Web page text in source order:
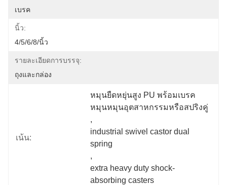
เบรค
นิ้ว:
4/5/6/8/นิ้ว
รายละเอียดการบรรจุ:
ถุงและกล่อง
เน้น:
หมุนยืดหยุ่นสูง PU พร้อมเบรค
หมุนหมุนอุตสาหกรรมหรือสปริงคู่
,
industrial swivel castor dual
spring
,
extra heavy duty shock-
absorbing casters